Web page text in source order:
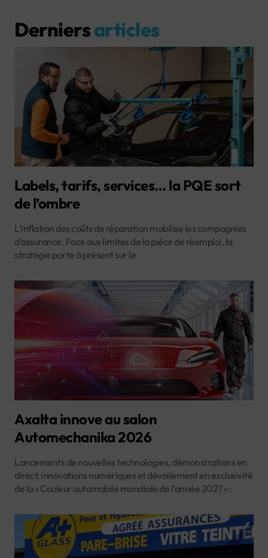
Derniersarticles
Labels, tarifs, services… la PQE sort
de l’ombre
L’inflation des coûts de réparation mobilise les compagnies
d’assurance. Face aux limites de la pièce de réemploi, la
stratégie porte à présent sur le
Axalta innove au salon
Automechanika 2026
Lancements de nouvelles technologies, démonstrations en
direct, innovations numériques et dévoilement en exclusivité
de la « Couleur automobile mondiale de l’année 2027 » :